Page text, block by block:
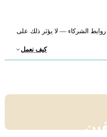
الشركاء — لا يؤثر ذلك على
كيف نعمل